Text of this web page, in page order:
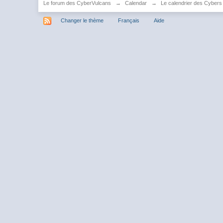
Le forum des CyberVulcans → Calendar → Le calendrier des Cybers
Changer le thème Français Aide